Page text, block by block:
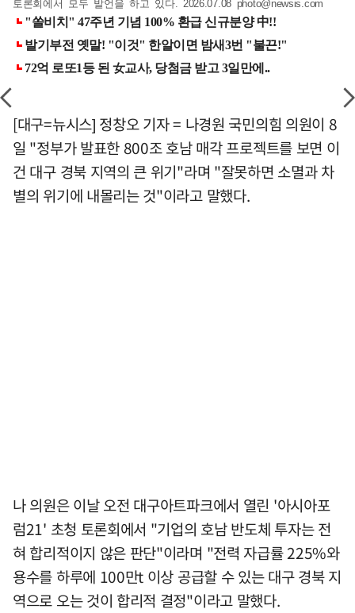
토론회에서 모두 발언을 하고 있다. 2026.07.08 photo@newsis.com
[대구=뉴시스] 정창오 기자 = 나경원 국민의힘 의원이 8
일 "정부가 발표한 800조 호남 매각 프로젝트를 보면 이
건 대구 경북 지역의 큰 위기"라며 "잘못하면 소멸과 차
별의 위기에 내몰리는 것"이라고 말했다.
나 의원은 이날 오전 대구아트파크에서 열린 '아시아포
럼21' 초청 토론회에서 "기업의 호남 반도체 투자는 전
혀 합리적이지 않은 판단"이라며 "전력 자급률 225%와
용수를 하루에 100만t 이상 공급할 수 있는 대구 경북 지
역으로 오는 것이 합리적 결정"이라고 말했다.